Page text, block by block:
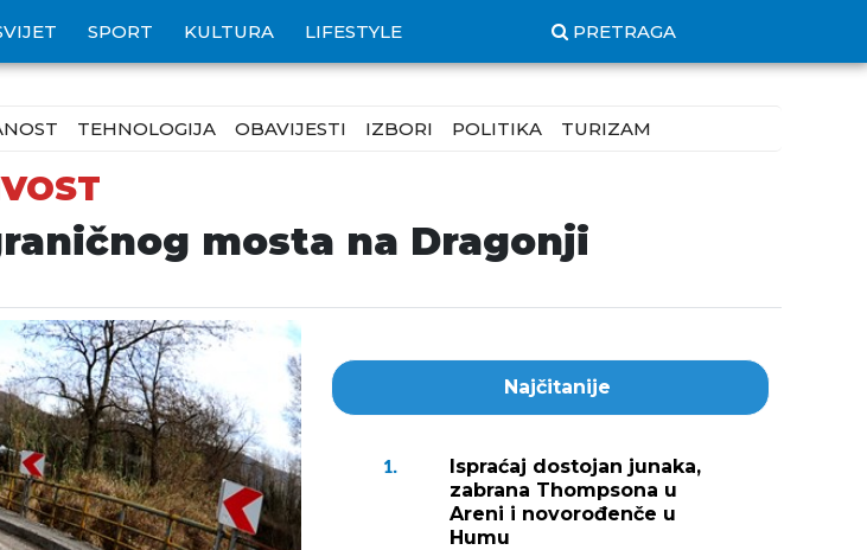
SPORT KULTURA LIFESTYLE PRETRAGA
TEHNOLOGIJA OBAVIJESTI IZBORI POLITIKA TURIZAM
mosta na Dragonji
Najčitanije
1.
Ispraćaj dostojan junaka,
zabrana Thompsona u
Areni i novorođenče u
Humu